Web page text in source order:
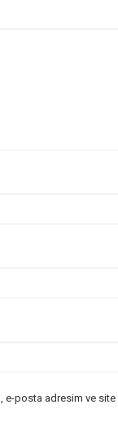
e-posta adresim ve